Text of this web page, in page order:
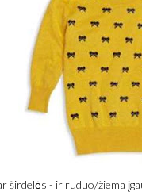
širdelės - ir ruduo/žiema